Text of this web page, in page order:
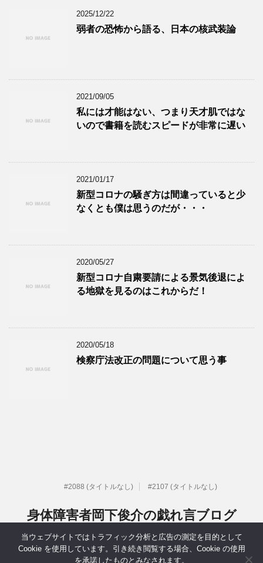
2025/12/22
弱者の恐怖から語る、日本の核武装論
2021/09/05
私には才能はない、つまり天才肌ではな
いので書籍を読むスピードが非常に遅い
2021/01/17
新型コロナの騒ぎ方は間違っていると少
なくとも僕は思うのだが・・・
2020/05/27
新型コロナ自粛要請による景気後退によ
る地獄を見るのはこれからだ！
2020/05/18
検察庁法改正の問題について思う事
#2088 (タイトルなし) #2107 (タイトルなし)
身体障害者岡下俊介の戯れ言ブログ
元IT系社長だった身体障害者岡下俊介の戯れ言ブログ
当ウェブサイトではトラフィック分析と広告の測定を目的として
Cookie を使用しています。引き続き閲覧する場合、Cookie の使用
を承諾したものとみなされます。